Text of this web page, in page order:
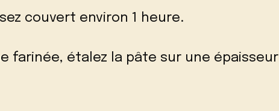
couvert environ 1 heure.
farinée, étalez la pâte sur une épaisseur